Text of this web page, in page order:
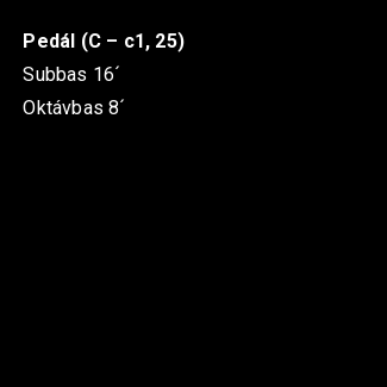
Pedál (C – c1, 25)
Subbas 16´
Oktávbas 8´